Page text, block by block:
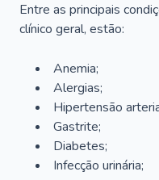
Entre as principais
clínico geral, estão:
Anemia;
Alergias;
Hipertensão
Gastrite;
Diabetes;
Infecção urinária;